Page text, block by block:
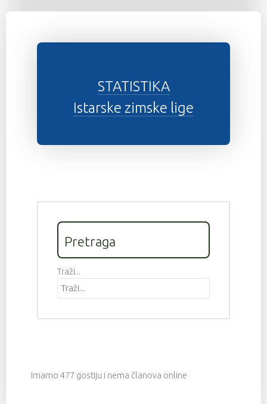
STATISTIKA
Istarske zimske lige
Pretraga
Traži...
Imamo 477 gostiju i nema članova online